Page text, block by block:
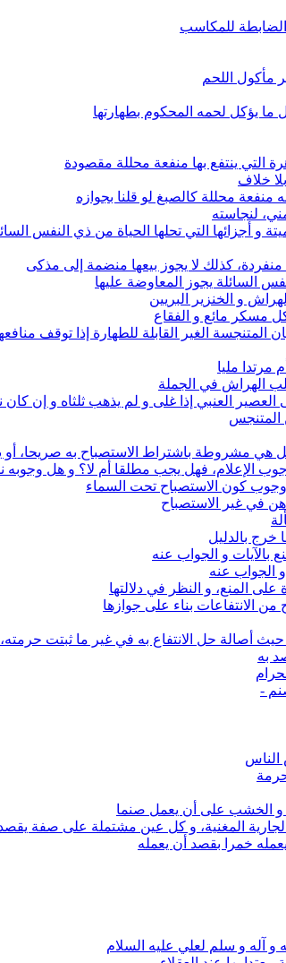
الضابطة للمكاسب
مأكول اللحم
ما يؤكل لحمه المحكوم بطهارتها
التي ينتفع بها منفعة محللة مقصودة
خلاف
محللة كالصبغ لو قلنا بجوازه
لنجاسته
و أجزائها التي تحلها الحياة من ذي النفس
منفردة، كذلك لا يجوز بيعها منضمة إلى مذكى
السائلة يجوز المعاوضة عليها
و الخنزير البريين
مسكر مائع و الفقاع
المتنجسة الغير القابلة للطهارة إذا توقف
مرتدا مليا
الهراش في الجملة
العصير العنبي إذا غلى و لم يذهب ثلثاه و إن كان
المتنجس
هي مشروطة باشتراط الاستصباح به صريحا،
وجوب الإعلام، فهل يجب مطلقا أم لا؟ و هل
وجوب كون الاستصباح تحت السماء
في غير الاستصباح
خرج بالدليل
بالآيات و الجواب عنه
و الجواب عنه
على المنع، و النظر في دلالتها
من الانتفاعات بناء على جوازها
أصالة حل الانتفاع به في غير ما ثبتت
به
-
الناس
و الخشب على أن يعمل صنما
المغنية، و كل عين مشتملة على صفة يقصد
خمرا بقصد أن يعمله
و آله و سلم لعلي عليه السلام